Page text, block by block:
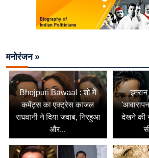
मनोरंजन »
Bhojpuri Bawaal : शो में
कमेंट्स का एक्ट्रेस काजल
राघवानी ने दिया जवाब, निरहुआ
और...
देखने की